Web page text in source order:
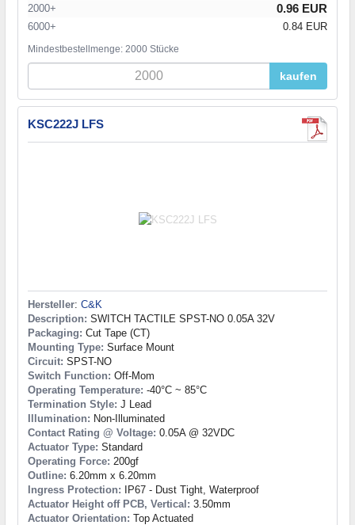
2000+ 0.96 EUR
6000+ 0.84 EUR
Mindestbestellmenge: 2000 Stücke
kaufen
KSC222J LFS
Hersteller: C&K
Description: SWITCH TACTILE SPST-NO 0.05A 32V
Packaging: Cut Tape (CT)
Mounting Type: Surface Mount
Circuit: SPST-NO
Switch Function: Off-Mom
Operating Temperature: -40°C ~ 85°C
Termination Style: J Lead
Illumination: Non-Illuminated
Contact Rating @ Voltage: 0.05A @ 32VDC
Actuator Type: Standard
Operating Force: 200gf
Outline: 6.20mm x 6.20mm
Ingress Protection: IP67 - Dust Tight, Waterproof
Actuator Height off PCB, Vertical: 3.50mm
Actuator Orientation: Top Actuated